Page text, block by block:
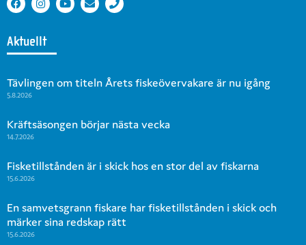
Aktuellt
Tävlingen om titeln Årets fiskeövervakare är nu igång
5.8.2026
Kräftsäsongen börjar nästa vecka
14.7.2026
Fisketillstånden är i skick hos en stor del av fiskarna
15.6.2026
En samvetsgrann fiskare har fisketillstånden i skick och
märker sina redskap rätt
15.6.2026